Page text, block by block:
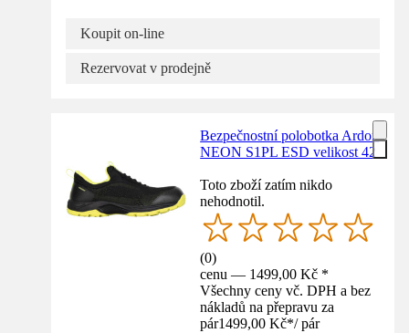
Koupit on-line
Rezervovat v prodejně
Bezpečnostní polobotka Ardon
NEON S1PL ESD velikost 42
Toto zboží zatím nikdo
nehodnotil.
(0)
cenu — 1499,00 Kč *
Všechny ceny vč. DPH a bez
nákladů na přepravu za
pár1499,00 Kč*/ pár